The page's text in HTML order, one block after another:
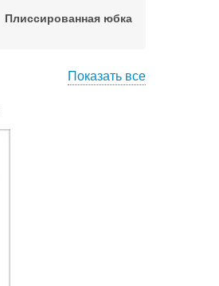
Плиссированная юбка
Показать все